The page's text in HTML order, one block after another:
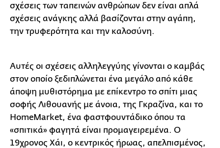
σχέσεις των ταπεινών ανθρώπων δεν είναι απλά
σχέσεις ανάγκης αλλά βασίζονται στην αγάπη,
την τρυφερότητα και την καλοσύνη.
Αυτές οι σχέσεις αλληλεγγύης γίνονται ο καμβάς
στον οποίο ξεδιπλώνεται ένα μεγάλο από κάθε
άποψη μυθιστόρημα με επίκεντρο το σπίτι μιας
σοφής Λιθουανής με άνοια, της Γκραζίνα, και το
HomeMarket, ένα φαστφουντάδικο όπου τα
«σπιτικά» φαγητά είναι προμαγειρεμένα. Ο
19χρονος Χάι, ο κεντρικός ήρωας, απελπισμένος,